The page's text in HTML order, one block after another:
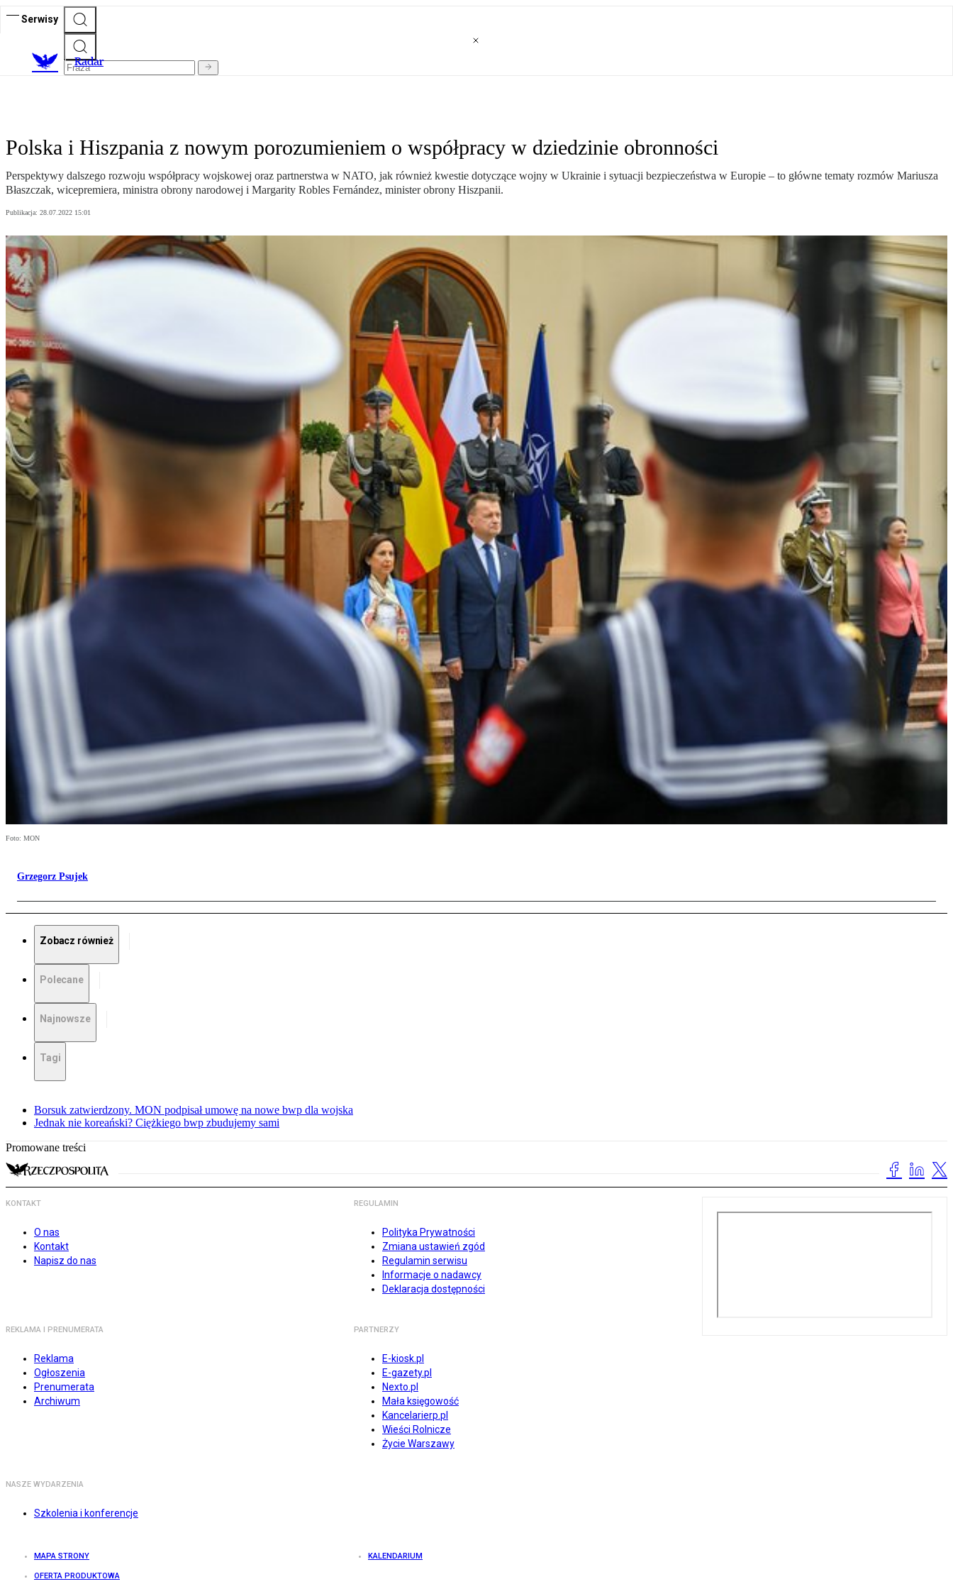
Serwisy
Radar
Polska i Hiszpania z nowym porozumieniem o współpracy w dziedzinie obronności
Perspektywy dalszego rozwoju współpracy wojskowej oraz partnerstwa w NATO, jak również kwestie dotyczące wojny w Ukrainie i sytuacji bezpieczeństwa w Europie – to główne tematy rozmów Mariusza
Błaszczak, wicepremiera, ministra obrony narodowej i Margarity Robles Fernández, minister obrony Hiszpanii.
Publikacja: 28.07.2022 15:01
Foto: MON
Grzegorz Psujek
Zobacz również
Polecane
Najnowsze
Tagi
Borsuk zatwierdzony. MON podpisał umowę na nowe bwp dla wojska
Jednak nie koreański? Ciężkiego bwp zbudujemy sami
Promowane treści
KONTAKT
O nas
Kontakt
Napisz do nas
REGULAMIN
Polityka Prywatności
Zmiana ustawień zgód
Regulamin serwisu
Informacje o nadawcy
Deklaracja dostępności
REKLAMA I PRENUMERATA
Reklama
Ogłoszenia
Prenumerata
Archiwum
PARTNERZY
E-kiosk.pl
E-gazety.pl
Nexto.pl
Mała księgowość
Kancelarierp.pl
Wieści Rolnicze
Życie Warszawy
NASZE WYDARZENIA
Szkolenia i konferencje
MAPA STRONY KALENDARIUM
OFERTA PRODUKTOWA